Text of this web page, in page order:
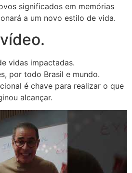
significados em memórias
a um novo estilo de vida.
vidas impactadas.
por todo Brasil e mundo.
é chave para realizar o que
alcançar.